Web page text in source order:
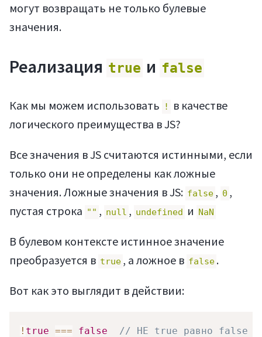
могут возвращать не только булевые
значения.
Реализация true и false
Как мы можем использовать !
в качестве
логического преимущества в JS?
Все значения в JS считаются истинными, если
только они не определены как ложные
значения. Ложные значения в JS: false , 0 ,
пустая строка "" , null , undefined и NaN
В булевом контексте истинное значение
преобразуется в true , а ложное в false .
Вот как это выглядит в действии:
! true === false
// НЕ true равно false